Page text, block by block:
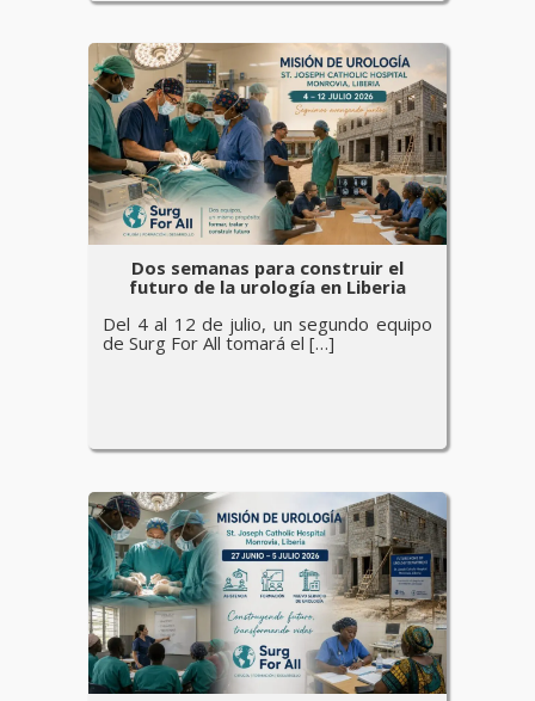
Dos semanas para construir el
futuro de la urología en Liberia
Del 4 al 12 de julio, un segundo equipo
de Surg For All tomará el […]